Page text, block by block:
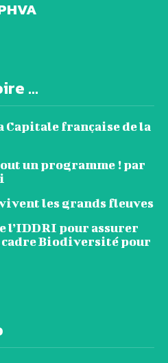
...
Capitale française de la
un programme ! par
les grands fleuves
l’IDDRI pour assurer
Biodiversité pour